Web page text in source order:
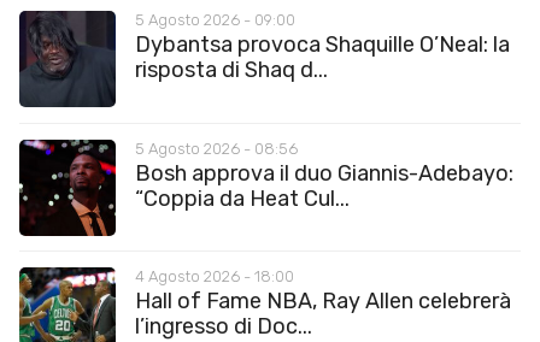
5 Agosto 2026 - 09:00
Dybantsa provoca Shaquille O’Neal: la
risposta di Shaq d...
5 Agosto 2026 - 08:56
Bosh approva il duo Giannis-Adebayo:
“Coppia da Heat Cul...
4 Agosto 2026 - 18:00
Hall of Fame NBA, Ray Allen celebrerà
l’ingresso di Doc...